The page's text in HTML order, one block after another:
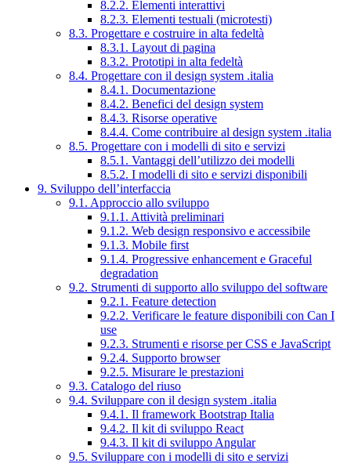
8.2.2. Elementi interattivi
8.2.3. Elementi testuali (microtesti)
8.3. Progettare e costruire in alta fedeltà
8.3.1. Layout di pagina
8.3.2. Prototipi in alta fedeltà
8.4. Progettare con il design system .italia
8.4.1. Documentazione
8.4.2. Benefici del design system
8.4.3. Risorse operative
8.4.4. Come contribuire al design system .italia
8.5. Progettare con i modelli di sito e servizi
8.5.1. Vantaggi dell’utilizzo dei modelli
8.5.2. I modelli di sito e servizi disponibili
9. Sviluppo dell’interfaccia
9.1. Approccio allo sviluppo
9.1.1. Attività preliminari
9.1.2. Web design responsivo e accessibile
9.1.3. Mobile first
9.1.4. Progressive enhancement e Graceful
degradation
9.2. Strumenti di supporto allo sviluppo del software
9.2.1. Feature detection
9.2.2. Verificare le feature disponibili con Can I
use
9.2.3. Strumenti e risorse per CSS e JavaScript
9.2.4. Supporto browser
9.2.5. Misurare le prestazioni
9.3. Catalogo del riuso
9.4. Sviluppare con il design system .italia
9.4.1. Il framework Bootstrap Italia
9.4.2. Il kit di sviluppo React
9.4.3. Il kit di sviluppo Angular
9.5. Sviluppare con i modelli di sito e servizi